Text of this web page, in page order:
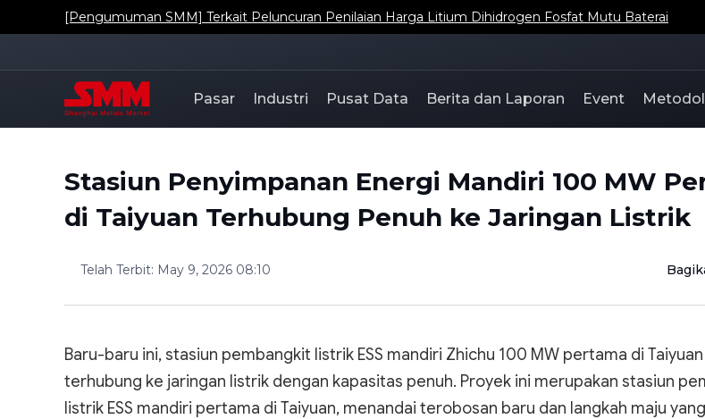
[Pengumuman SMM] Terkait Peluncuran Penilaian Harga Litium Dihidrogen Fosfat Mutu Baterai
Pasar Industri Pusat Data Berita dan Laporan Event
Stasiun Penyimpanan Energi Mandiri 100 MW
di Taiyuan Terhubung Penuh ke Jaringan Listrik
Telah Terbit: May 9, 2026 08:10
Baru-baru ini, stasiun pembangkit listrik ESS mandiri Zhichu 100 MW pertama di
terhubung ke jaringan listrik dengan kapasitas penuh. Proyek ini merupakan stasiun
listrik ESS mandiri pertama di Taiyuan, menandai terobosan baru dan langkah maju